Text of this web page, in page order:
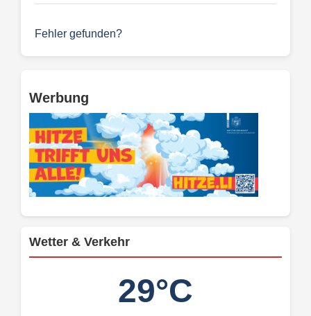
Fehler gefunden?
Werbung
Wetter & Verkehr
29°C